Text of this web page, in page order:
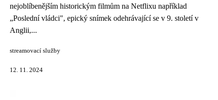
nejoblíbenějším historickým filmům na Netflixu například
„Poslední vládci", epický snímek odehrávající se v 9. století v
Anglii,...
streamovací služby
12. 11. 2024